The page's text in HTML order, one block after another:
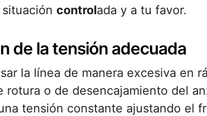
controlada y a tu favor.
de la tensión adecuada
la línea de manera excesiva en
rotura o de desencajamiento del
tensión constante ajustando el